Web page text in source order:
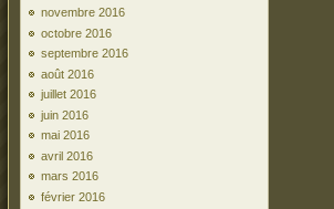
novembre 2016
octobre 2016
septembre 2016
août 2016
juillet 2016
juin 2016
mai 2016
avril 2016
mars 2016
février 2016